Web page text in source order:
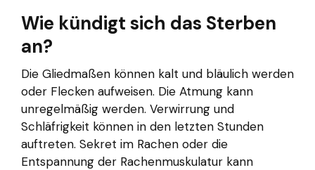
Wie kündigt sich das Sterben
an?
Die Gliedmaßen können kalt und bläulich werden
oder Flecken aufweisen. Die Atmung kann
unregelmäßig werden. Verwirrung und
Schläfrigkeit können in den letzten Stunden
auftreten. Sekret im Rachen oder die
Entspannung der Rachenmuskulatur kann